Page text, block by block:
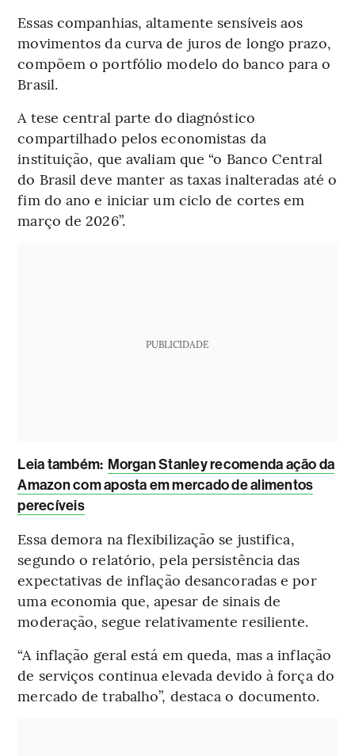
Essas companhias, altamente sensíveis aos
movimentos da curva de juros de longo prazo,
compõem o portfólio modelo do banco para o
Brasil.
A tese central parte do diagnóstico
compartilhado pelos economistas da
instituição, que avaliam que “o Banco Central
do Brasil deve manter as taxas inalteradas até o
fim do ano e iniciar um ciclo de cortes em
março de 2026”.
PUBLICIDADE
Leia também: Morgan Stanley recomenda ação da
Amazon com aposta em mercado de alimentos
perecíveis
Essa demora na flexibilização se justifica,
segundo o relatório, pela persistência das
expectativas de inflação desancoradas e por
uma economia que, apesar de sinais de
moderação, segue relativamente resiliente.
“A inflação geral está em queda, mas a inflação
de serviços continua elevada devido à força do
mercado de trabalho”, destaca o documento.